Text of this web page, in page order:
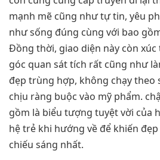
mạnh mẽ cũng như tự tin, yêu
như sống đúng cùng với bao
Đồng thời, giao diện này còn
góc quan sát tích rất cũng như
đẹp trùng hợp, không chạy theo
chịu ràng buộc vào mỹ phẩm.
gồm là biểu tượng tuyệt vời của
hệ trẻ khi hướng về để khiến
chiếu sáng nhất.